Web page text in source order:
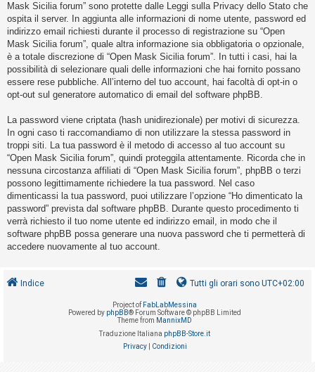
A
r
g
o
m
e
n
t
i
a
t
t
i
v
i
Mask Sicilia forum” sono protette dalle Leggi sulla Privacy dello Stato che
ospita il server. In aggiunta alle informazioni di nome utente, password ed
indirizzo email richiesti durante il processo di registrazione su “Open
Mask Sicilia forum”, quale altra informazione sia obbligatoria o opzionale,
è a totale discrezione di “Open Mask Sicilia forum”. In tutti i casi, hai la
possibilità di selezionare quali delle informazioni che hai fornito possano
essere rese pubbliche. All’interno del tuo account, hai facoltà di opt-in o
opt-out sul generatore automatico di email del software phpBB.
La password viene criptata (hash unidirezionale) per motivi di sicurezza.
In ogni caso ti raccomandiamo di non utilizzare la stessa password in
troppi siti. La tua password è il metodo di accesso al tuo account su
“Open Mask Sicilia forum”, quindi proteggila attentamente. Ricorda che in
nessuna circostanza affiliati di “Open Mask Sicilia forum”, phpBB o terzi
possono legittimamente richiedere la tua password. Nel caso
dimenticassi la tua password, puoi utilizzare l’opzione “Ho dimenticato la
password” prevista dal software phpBB. Durante questo procedimento ti
verrà richiesto il tuo nome utente ed indirizzo email, in modo che il
software phpBB possa generare una nuova password che ti permetterà di
accedere nuovamente al tuo account.
Indice Tutti gli orari sono UTC+02:00
Project of FabLabMessina
Powered by phpBB® Forum Software © phpBB Limited
Theme from MannixMD
Traduzione Italiana phpBB-Store.it
Privacy| Condizioni